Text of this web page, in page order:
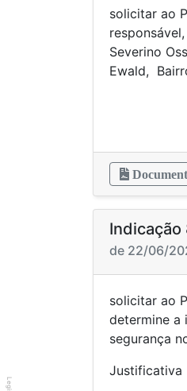
solicitar ao
Severino
Ewald,
de 22/06/
solicitar ao
determine a
segurança
Justificativa